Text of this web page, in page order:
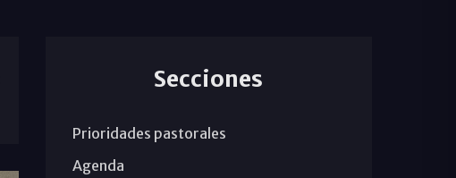
Secciones
Prioridades pastorales
Agenda